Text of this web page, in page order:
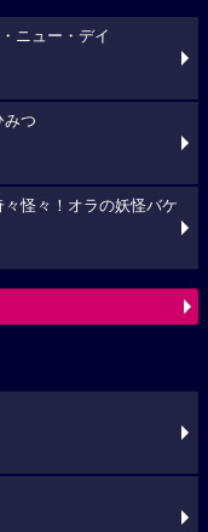
ニュー・デイ
つ
怪々！オラの妖怪バケ